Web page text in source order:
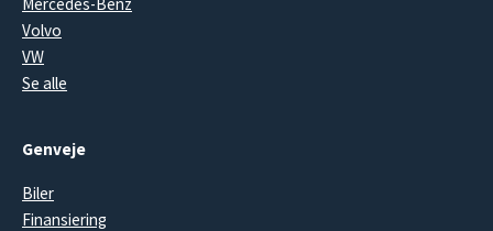
Volvo
VW
Se alle
Genveje
Biler
Finansiering